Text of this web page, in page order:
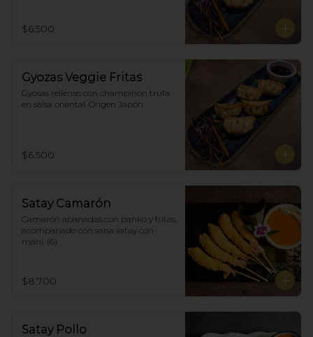
$6.500
Gyozas Veggie Fritas
Gyosas rellenas con champiñon trufa
en salsa oriental. Origen Japón
$6.500
Satay Camarón
Camarón apanadas con panko y fritas,
acompañado con salsa satay con
maní. (6)
$8.700
Satay Pollo